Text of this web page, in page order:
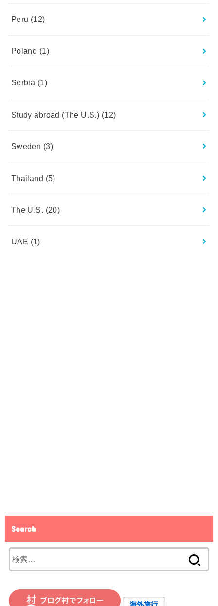
Peru (12)
Poland (1)
Serbia (1)
Study abroad (The U.S.) (12)
Sweden (3)
Thailand (5)
The U.S. (20)
UAE (1)
Search
索: